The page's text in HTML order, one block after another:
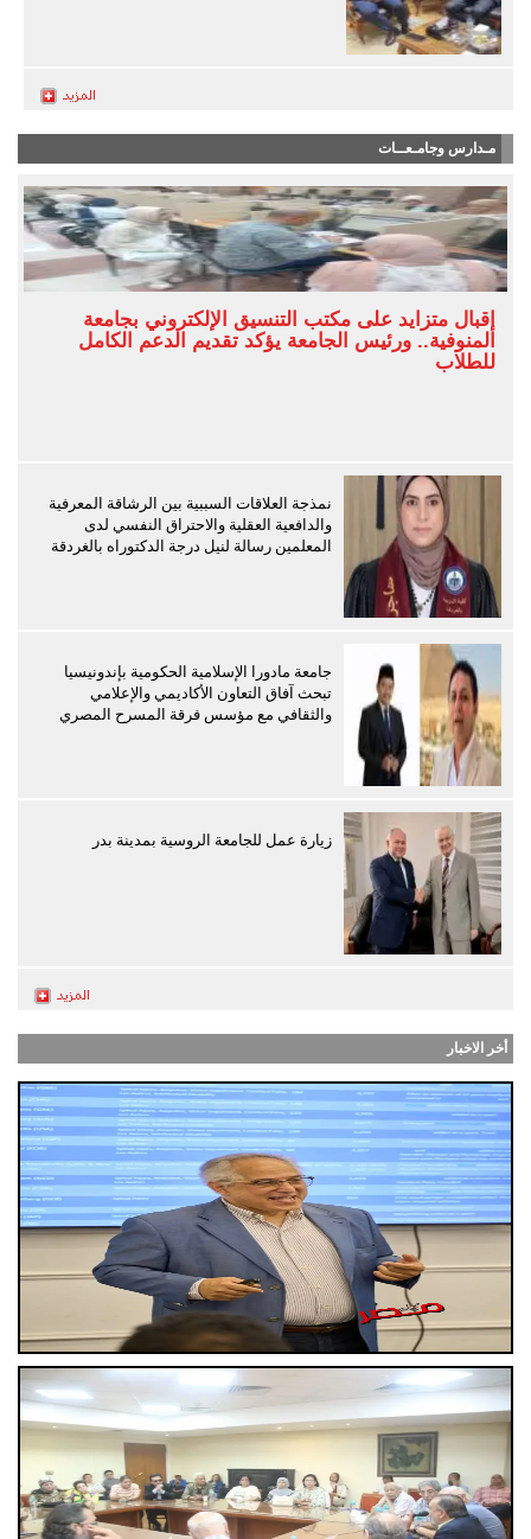
مـدارس وجامـعــات
إقبال متزايد على مكتب التنسيق الإلكتروني بجامعة
المنوفية.. ورئيس الجامعة يؤكد تقديم الدعم الكامل
للطلاب
نمذجة العلاقات السببية بين الرشاقة المعرفية
والدافعية العقلية والاحتراق النفسي لدى
المعلمين رسالة لنيل درجة الدكتوراه بالغردقة
جامعة مادورا الإسلامية الحكومية بإندونيسيا
تبحث آفاق التعاون الأكاديمي والإعلامي
والثقافي مع مؤسس فرقة المسرح المصري
زيارة عمل للجامعة الروسية بمدينة بدر
أخر الاخبار